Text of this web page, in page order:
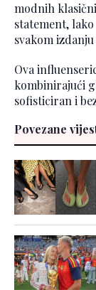
modnih
statement,
svakom
Ova
kombinirajući
sofisticiran i
Povezane